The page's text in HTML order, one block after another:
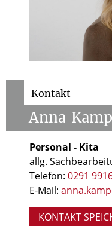
Kontakt
Anna
Personal - Kita
allg.
Telefon:0291
E-Mail:
KONTAKT